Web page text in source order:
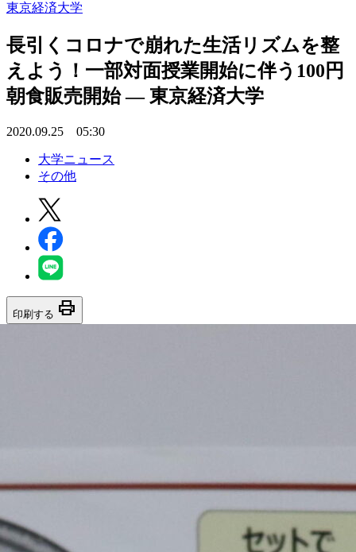
東京経済大学
長引くコロナで崩れた生活リズムを整
えよう！一部対面授業開始に伴う100円
朝食販売開始 — 東京経済大学
2020.09.25 05:30
大学ニュース
その他
印刷する print